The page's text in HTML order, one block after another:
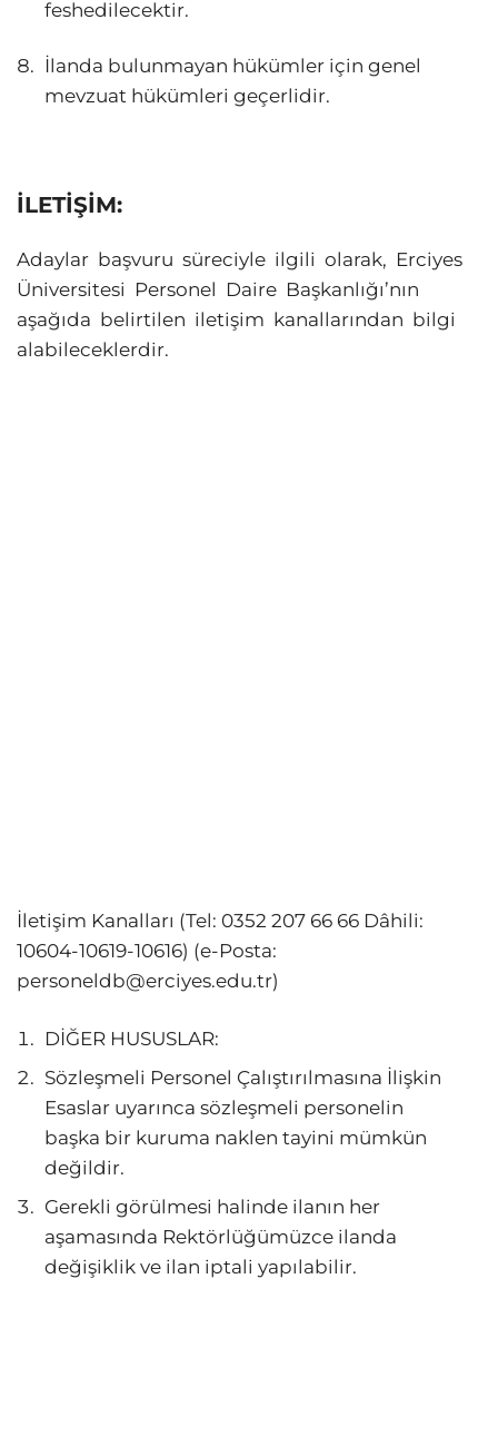
feshedilecektir.
İlanda bulunmayan hükümler için genel
mevzuat hükümleri geçerlidir.
İLETİŞİM:
Adaylar başvuru süreciyle ilgili olarak, Erciyes
Üniversitesi Personel Daire Başkanlığı’nın
aşağıda belirtilen iletişim kanallarından bilgi
alabileceklerdir.
İletişim Kanalları (Tel: 0352 207 66 66 Dâhili:
10604-10619-10616) (e-Posta:
personeldb@erciyes.edu.tr)
DİĞER HUSUSLAR:
Sözleşmeli Personel Çalıştırılmasına İlişkin
Esaslar uyarınca sözleşmeli personelin
başka bir kuruma naklen tayini mümkün
değildir.
Gerekli görülmesi halinde ilanın her
aşamasında Rektörlüğümüzce ilanda
değişiklik ve ilan iptali yapılabilir.